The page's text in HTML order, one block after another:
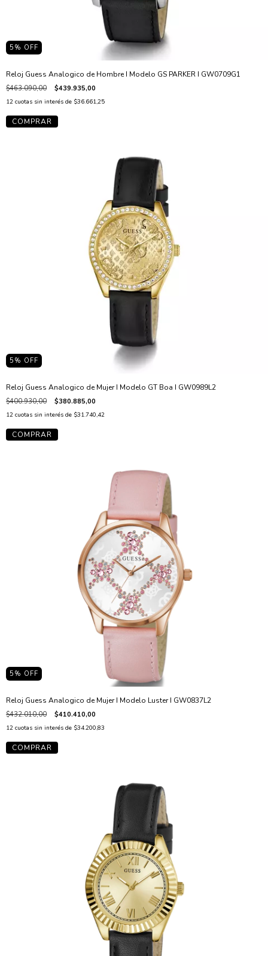
5 % OFF
Reloj Guess Analogico de Hombre I Modelo GS PARKER I GW0709G1
$463.090,00 $439.935,00
12 cuotas sin interés de $36.661,25
5 % OFF
Reloj Guess Analogico de Mujer I Modelo GT Boa I GW0989L2
$400.930,00 $380.885,00
12 cuotas sin interés de $31.740,42
5 % OFF
Reloj Guess Analogico de Mujer I Modelo Luster I GW0837L2
$432.010,00 $410.410,00
12 cuotas sin interés de $34.200,83